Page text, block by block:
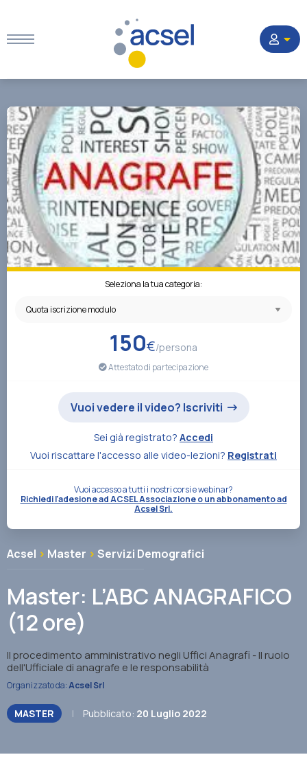
Settori
Corsi
Quesiti
La Società
Contatti
Seleziona la tua categoria:
150€/persona
Attestato di partecipazione
Vuoi vedere il video? Iscriviti
Sei già registrato? Accedi
Vuoi riscattare l'accesso alle video-lezioni? Registrati
Vuoi accesso a tutti i nostri corsi e webinar?
Richiedi l'adesione ad ACSEL Associazione o un abbonamento ad
Acsel Srl.
Acsel > Master > Servizi Demografici
Master: L’ABC ANAGRAFICO
(12 ore)
Il procedimento amministrativo negli Uffici Anagrafi - Il ruolo
dell'Ufficiale di anagrafe e le responsabilità
Organizzato da:Acsel Srl
MASTER | Pubblicato: 20 Luglio 2022